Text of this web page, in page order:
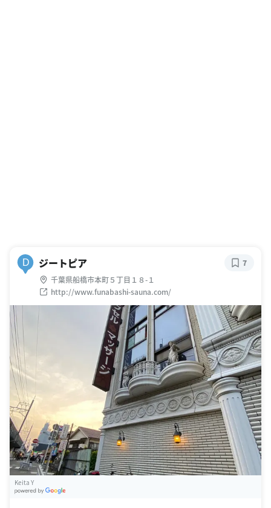
D ジートピア
千葉県船橋市本町５丁目１８-１
http://www.funabashi-sauna.com/
7
Keita Y